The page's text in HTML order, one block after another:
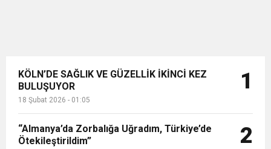
KÖLN’DE SAĞLIK VE GÜZELLİK İKİNCİ KEZ
BULUŞUYOR
18 Şubat 2026 - 01:05
1
“Almanya’da Zorbalığa Uğradım, Türkiye’de
Ötekileştirildim”
2